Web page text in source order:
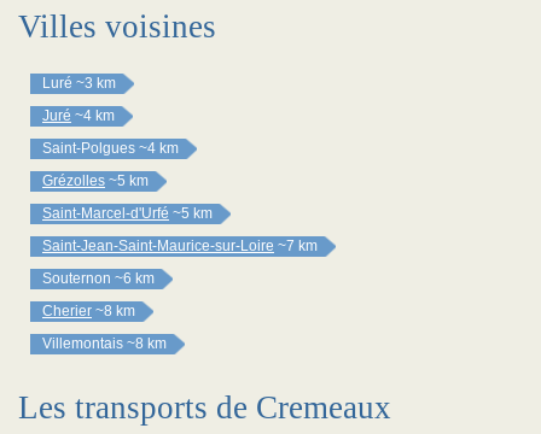
Villes voisines
Luré ~3 km
Juré ~4 km
Saint-Polgues ~4 km
Grézolles ~5 km
Saint-Marcel-d'Urfé ~5 km
Saint-Jean-Saint-Maurice-sur-Loire ~7 km
Souternon ~6 km
Cherier ~8 km
Villemontais ~8 km
Les transports de Cremeaux